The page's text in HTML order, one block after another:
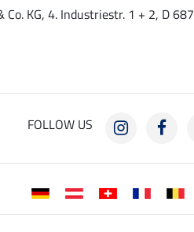
Co. KG, 4. Industriestr. 1 + 2, D
FOLLOW US